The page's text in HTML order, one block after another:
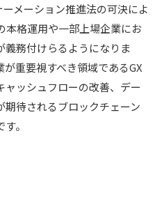
メーション推進法の可決によ
本格運用や一部上場企業にお
義務付けらるようになりま
重要視すべき領域であるGX
ッシュフローの改善、デー
待されるブロックチェーン
。